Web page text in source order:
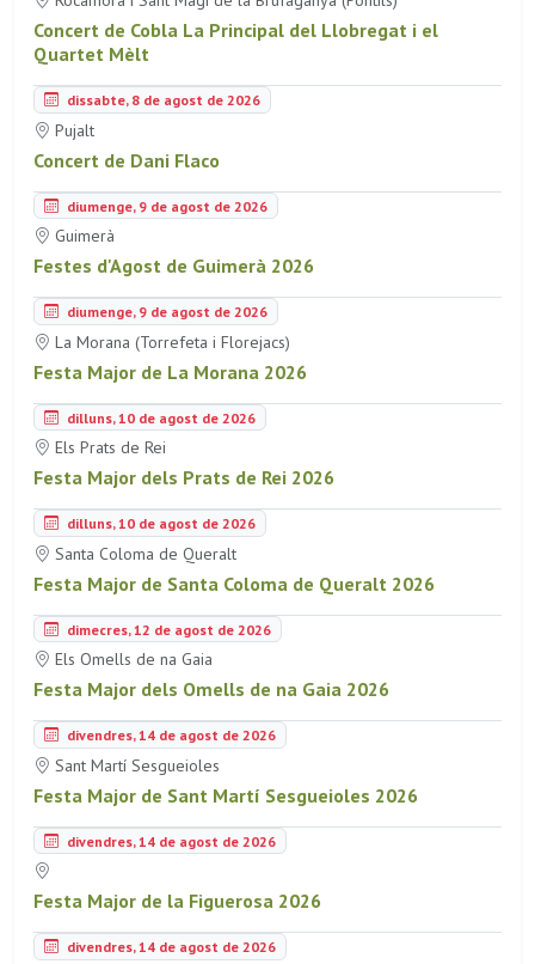
Concert de Cobla La Principal del Llobregat i el
Quartet Mèlt
dissabte, 8 de agost de 2026
Pujalt
Concert de Dani Flaco
diumenge, 9 de agost de 2026
Guimerà
Festes d'Agost de Guimerà 2026
diumenge, 9 de agost de 2026
La Morana (Torrefeta i Florejacs)
Festa Major de La Morana 2026
dilluns, 10 de agost de 2026
Els Prats de Rei
Festa Major dels Prats de Rei 2026
dilluns, 10 de agost de 2026
Santa Coloma de Queralt
Festa Major de Santa Coloma de Queralt 2026
dimecres, 12 de agost de 2026
Els Omells de na Gaia
Festa Major dels Omells de na Gaia 2026
divendres, 14 de agost de 2026
Sant Martí Sesgueioles
Festa Major de Sant Martí Sesgueioles 2026
divendres, 14 de agost de 2026
Festa Major de la Figuerosa 2026
divendres, 14 de agost de 2026